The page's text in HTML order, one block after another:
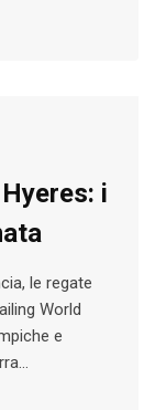
i
le regate
World
e